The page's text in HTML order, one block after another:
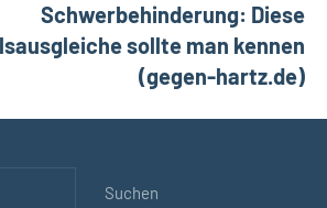
Schwerbehinderung: Diese
sollte man kennen
(gegen-hartz.de)
Suchen